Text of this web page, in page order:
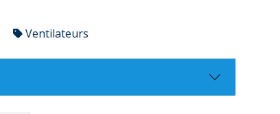
Ventilateurs